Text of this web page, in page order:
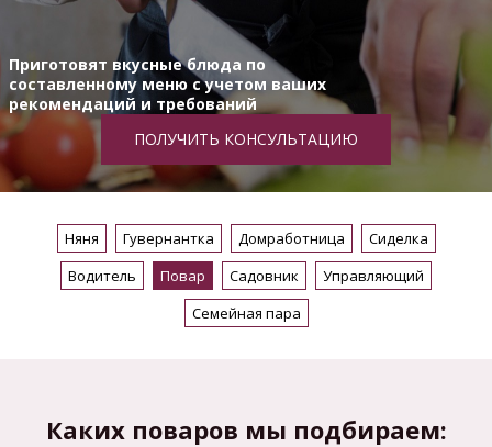
Приготовят вкусные блюда по
составленному меню с учетом ваших
рекомендаций и требований
ПОЛУЧИТЬ КОНСУЛЬТАЦИЮ
Няня Гувернантка Домработница
Сиделка
Водитель
Повар Садовник
Управляющий
Семейная пара
Каких поваров мы подбираем: